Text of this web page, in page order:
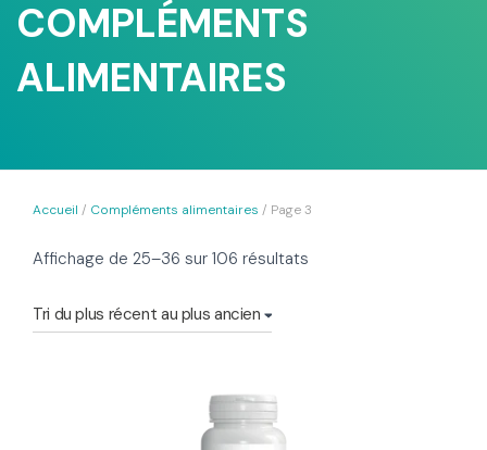
COMPLÉMENTS
ALIMENTAIRES
Accueil / Compléments alimentaires / Page 3
Affichage de 25–36 sur 106 résultats